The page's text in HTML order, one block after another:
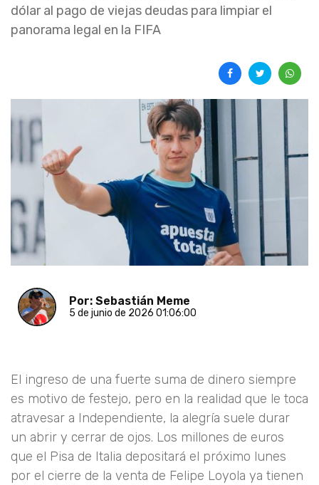
dólar al pago de viejas deudas para limpiar el
panorama legal en la FIFA
Por: Sebastián Meme
5 de junio de 2026 01:06:00
El ingreso de una fuerte suma de dinero siempre
es motivo de festejo, pero en la realidad que le toca
atravesar a Independiente, la alegría suele durar
un abrir y cerrar de ojos. Los millones de euros
que el Pisa de Italia depositará el próximo lunes
por el cierre de la venta de Felipe Loyola ya tienen